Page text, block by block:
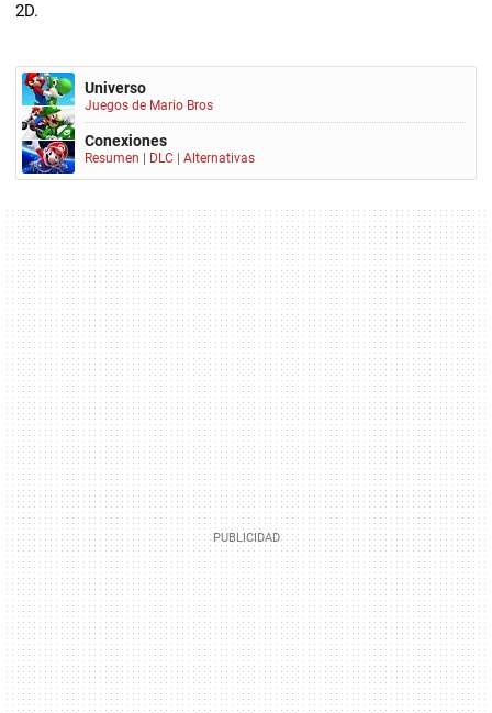
2D.
Universo
Juegos de Mario Bros
Conexiones
Resumen DLC Alternativas